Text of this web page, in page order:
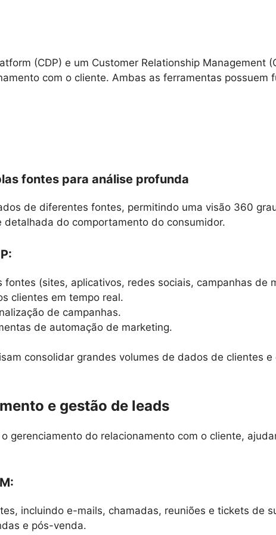
(CDP) e um Customer Relationship
com o cliente. Ambas as ferramentas
fontes para análise profunda
de diferentes fontes, permitindo uma visão 360
do comportamento do consumidor.
(sites, aplicativos, redes sociais, campanhas de
clientes em tempo real.
de campanhas.
de automação de marketing.
consolidar grandes volumes de dados de clientes
e gestão de leads
gerenciamento do relacionamento com o cliente,
incluindo e-mails, chamadas, reuniões e tickets de
e pós-venda.